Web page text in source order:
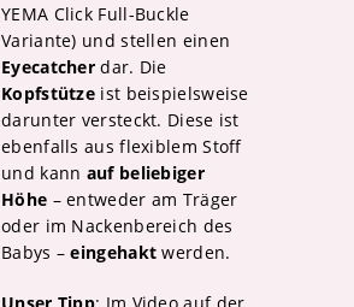
YEMA Click Full-Buckle
Variante) und stellen einen
Eyecatcher dar. Die
Kopfstütze ist beispielsweise
darunter versteckt. Diese ist
ebenfalls aus flexiblem Stoff
und kann auf beliebiger
Höhe – entweder am Träger
oder im Nackenbereich des
Babys –eingehakt werden.